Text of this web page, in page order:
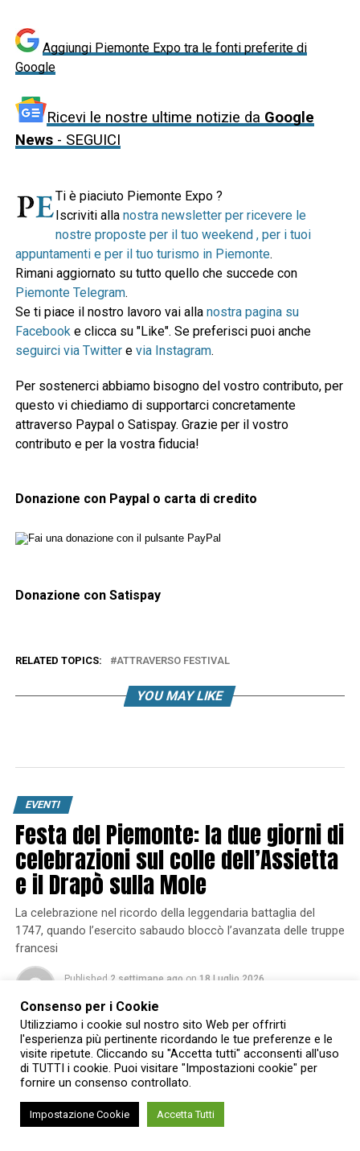
Aggiungi Piemonte Expo tra le fonti preferite di
Google
Ricevi le nostre ultime notizie da Google
News- SEGUICI
Ti è piaciuto Piemonte Expo ?
Iscriviti alla nostra newsletter per ricevere le
nostre proposte per il tuo weekend , per i tuoi
appuntamenti e per il tuo turismo in Piemonte.
Rimani aggiornato su tutto quello che succede con
Piemonte Telegram.
Se ti piace il nostro lavoro vai alla nostra pagina su
Facebooke clicca su "Like". Se preferisci puoi anche
seguirci via Twittere via Instagram.
Per sostenerci abbiamo bisogno del vostro contributo, per
questo vi chiediamo di supportarci concretamente
attraverso Paypal o Satispay. Grazie per il vostro
contributo e per la vostra fiducia!
Donazione con Paypal o carta di credito
Donazione con Satispay
RELATED TOPICS: ATTRAVERSO FESTIVAL
YOU MAY LIKE
EVENTI
Festa del Piemonte: la due giorni di
celebrazioni sul colle dell’Assietta
e il Drapò sulla Mole
La celebrazione nel ricordo della leggendaria battaglia del
1747, quando l’esercito sabaudo bloccò l’avanzata delle truppe
francesi
Published 2 settimane ago on 18 Luglio 2026
Consenso per i Cookie
Utilizziamo i cookie sul nostro sito Web per offrirti
l'esperienza più pertinente ricordando le tue preferenze e le
visite ripetute. Cliccando su "Accetta tutti" acconsenti all'uso
di TUTTI i cookie. Puoi visitare "Impostazioni cookie" per
fornire un consenso controllato.
Impostazione Cookie Accetta Tutti